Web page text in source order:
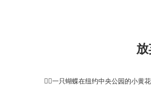
一只蝴蝶在纽约中央公园的小黄